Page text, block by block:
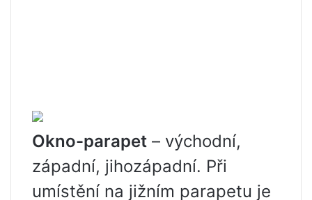
Okno-parapet – východní,
západní, jihozápadní. Při
umístění na jižním parapetu je